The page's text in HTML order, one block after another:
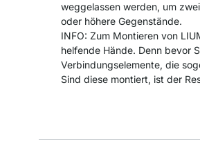
weggelassen werden, um
oder höhere Gegenstände.
INFO: Zum Montieren von
helfende Hände. Denn bevor
Verbindungselemente, die
Sind diese montiert, ist der